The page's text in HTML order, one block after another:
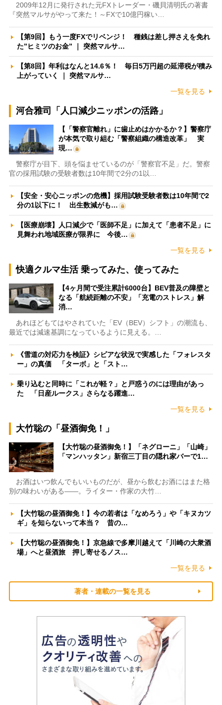
2009年12月に発行された元FXトレーダー・磯貝清明氏の著書
『突然マルサがやって来た！～FXで10億円稼い…
【第9回】もう一度FXでリベンジ！ 種銭は差し押さえを免れ
た”ヒミツのお金” ｜ 突然マルサ…
【第8回】年利はなんと14.6％！ 毎日5万円超の延滞税が積み
上がっていく ｜ 突然マルサ…
一覧を見る
河合雅司「人口減少ニッポンの活路」
【「警察官離れ」に歯止めはかかるか？】警察庁
が本気で取り組む「警察組織の構造改革」 実
現…
警察庁が目下、頭を悩ませているのが「警察官不足」だ。警察
官の採用試験の受験者数は10年間で2分の1以…
【安全・安心ニッポンの危機】採用試験受験者数は10年間で2
分の1以下に！ 出生数減がも…
【医療崩壊】人口減少で「医師不足」に加えて「患者不足」に
見舞われ地域医療が限界に 今後…
一覧を見る
快適クルマ生活 乗ってみた、使ってみた
【4ヶ月間で受注累計6000台】BEV普及の障壁と
なる「航続距離の不安」「充電のストレス」解
消…
あれほどもてはやされていた「EV（BEV）シフト」の潮流も、
最近では減速基調になっているように見える。…
《雪道の対応力を検証》シビアな状況で実感した「フォレスタ
ー」の真価 「ターボ」と「スト…
乗り込むと同時に「これが軽？」と戸惑うのには理由があっ
た 「日産ルークス」さらなる躍進…
一覧を見る
大竹聡の「昼酒御免！」
【大竹聡の昼酒御免！】「ネグローニ」「山崎」
「マンハッタン」新宿三丁目の隠れ家バーで1…
お酒はいつ飲んでもいいものだが、昼から飲むお酒にはまた格
別の味わいがある――。ライター・作家の大竹…
【大竹聡の昼酒御免！】今の若者は「なめろう」や「キヌカツ
ギ」を知らないって本当？ 昔の…
【大竹聡の昼酒御免！】京急線で多摩川越えて「川崎の大衆酒
場」へと昼酒旅 押し寄せるノス…
一覧を見る
著者・連載の一覧を見る